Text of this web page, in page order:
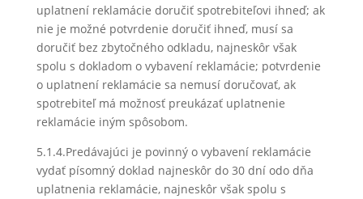
uplatnení reklamácie doručiť spotrebiteľovi ihneď; ak
nie je možné potvrdenie doručiť ihneď, musí sa
doručiť bez zbytočného odkladu, najneskôr však
spolu s dokladom o vybavení reklamácie; potvrdenie
o uplatnení reklamácie sa nemusí doručovať, ak
spotrebiteľ má možnosť preukázať uplatnenie
reklamácie iným spôsobom.
5.1.4.Predávajúci je povinný o vybavení reklamácie
vydať písomný doklad najneskôr do 30 dní odo dňa
uplatnenia reklamácie, najneskôr však spolu s